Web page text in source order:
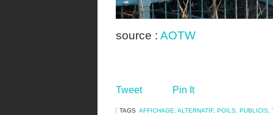
source : AOTW
Tweet Pin It
TAGS AFFICHAGE, ALTERNATIF, POILS, PUBLICIS,